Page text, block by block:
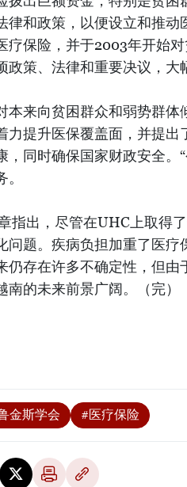
律和政策，以便设立和推
疗保险，并于2003年开始
政策、法律和重要决议，大
本来向贫困群众和弱势群
力提升医保覆盖面，并提
，同时确保国家财政安全。
指出，尽管在UHC上取得
问题。疾病负担加重了医
仍存在许多不确定性，但
南的未来前景广阔。（完）
金斯学会 #医疗保险